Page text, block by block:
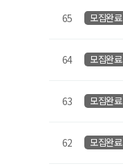
65 모집완료
64 모집완료
63 모집완료
62 모집완료